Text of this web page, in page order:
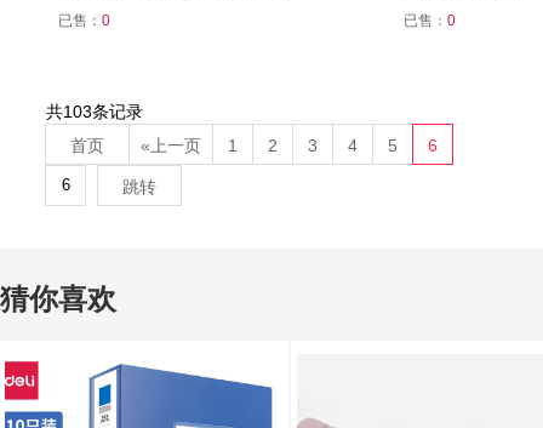
已售： 0 已售： 0
共103条记录
首页
«上一页 1 2 3 4 5 6
跳转
猜你喜欢